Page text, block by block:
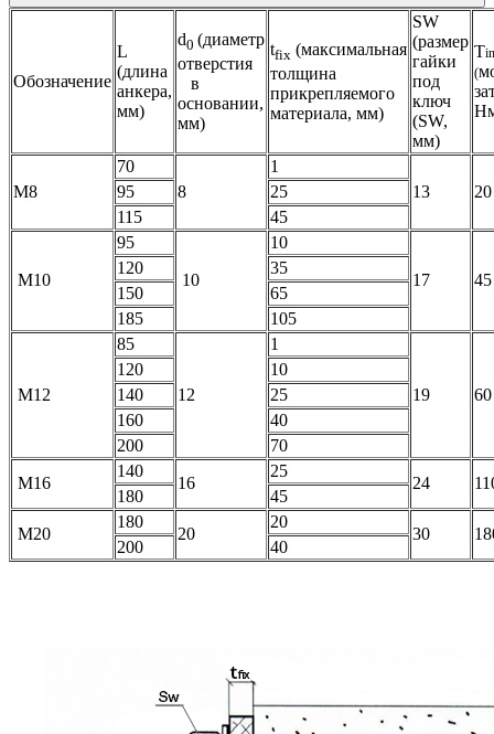
Обозначение
L
(длина
анкера,
мм)
d0 (диаметр
отверстия
в
основании,
мм)
tfix (максимальная
толщина
прикрепляемого
материала, мм)
SW
(размер
гайки
под
ключ
(SW,
мм)
T
(
М8
70
8
1
13
20
95
25
115
45
М10
95
10
10
17
45
120
35
150
65
185
105
М12
85
12
1
19 60
120
10
140
25
160
40
200
70
М16
140
16
25
24
180
45
М20
180
20
20
30
200 40